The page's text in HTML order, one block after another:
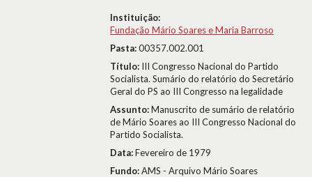
Instituição:
Fundação Mário Soares e Maria Barroso
Pasta:00357.002.001
Título: III Congresso Nacional do Partido
Socialista. Sumário do relatório do Secretário
Geral do PS ao III Congresso na legalidade
Assunto:Manuscrito de sumário de relatório
de Mário Soares ao III Congresso Nacional do
Partido Socialista.
Data:Fevereiro de 1979
Fundo:AMS - Arquivo Mário Soares